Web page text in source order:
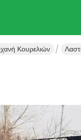
Κουρελιών